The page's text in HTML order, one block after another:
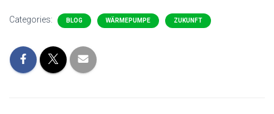
Categories: BLOG WÄRMEPUMPE ZUKUNFT